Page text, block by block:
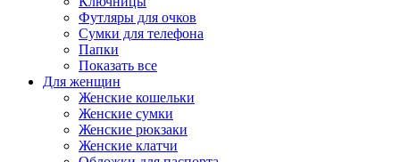
Футляры для очков
Сумки для телефона
Папки
Показать все
Для женщин
Женские кошельки
Женские сумки
Женские рюкзаки
Женские клатчи